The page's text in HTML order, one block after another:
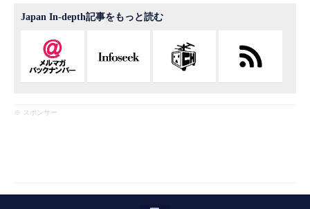
Japan In-depth記事をもっと読む
※ スポンサー